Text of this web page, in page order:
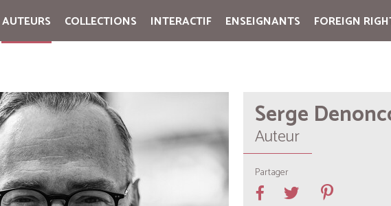
AUTEURS COLLECTIONS INTERACTIF ENSEIGNANTS FOREIGN
Serge
Auteur
Partager